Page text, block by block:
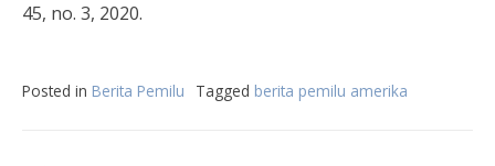
45, no. 3, 2020.
Posted in Berita Pemilu Tagged berita pemilu amerika